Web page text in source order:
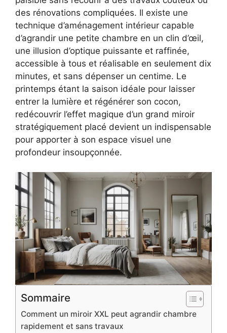
des rénovations compliquées. Il existe une
technique d’aménagement intérieur capable
d’agrandir une petite chambre en un clin d’œil,
une illusion d’optique puissante et raffinée,
accessible à tous et réalisable en seulement dix
minutes, et sans dépenser un centime. Le
printemps étant la saison idéale pour laisser
entrer la lumière et régénérer son cocon,
redécouvrir l’effet magique d’un grand miroir
stratégiquement placé devient un indispensable
pour apporter à son espace visuel une
profondeur insoupçonnée.
Sommaire
Comment un miroir XXL peut agrandir chambre
rapidement et sans travaux